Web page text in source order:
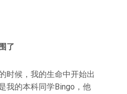
了
时候，我的生命中开始出
我的本科同学Bingo，他